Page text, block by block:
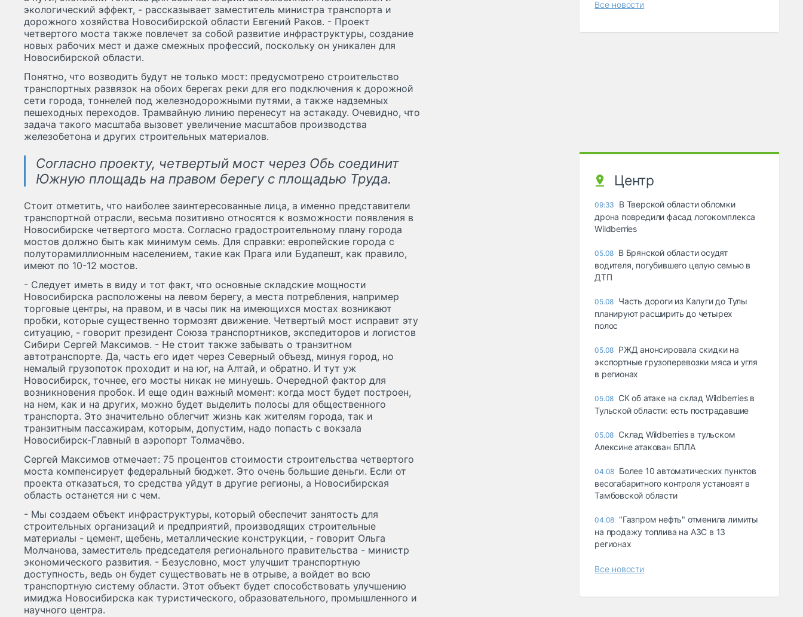
экологический эффект, - рассказывает заместитель министра транспорта и
дорожного хозяйства Новосибирской области Евгений Раков. - Проект
четвертого моста также повлечет за собой развитие инфраструктуры, создание
новых рабочих мест и даже смежных профессий, поскольку он уникален для
Новосибирской области.
Понятно, что возводить будут не только мост: предусмотрено строительство
транспортных развязок на обоих берегах реки для его подключения к дорожной
сети города, тоннелей под железнодорожными путями, а также надземных
пешеходных переходов. Трамвайную линию перенесут на эстакаду. Очевидно, что
задача такого масштаба вызовет увеличение масштабов производства
железобетона и других строительных материалов.
Согласно проекту, четвертый мост через Обь соединит
Южную площадь на правом берегу с площадью Труда.
Стоит отметить, что наиболее заинтересованные лица, а именно представители
транспортной отрасли, весьма позитивно относятся к возможности появления в
Новосибирске четвертого моста. Согласно градостроительному плану города
мостов должно быть как минимум семь. Для справки: европейские города с
полуторамиллионным населением, такие как Прага или Будапешт, как правило,
имеют по 10-12 мостов.
- Следует иметь в виду и тот факт, что основные складские мощности
Новосибирска расположены на левом берегу, а места потребления, например
торговые центры, на правом, и в часы пик на имеющихся мостах возникают
пробки, которые существенно тормозят движение. Четвертый мост исправит эту
ситуацию, - говорит президент Союза транспортников, экспедиторов и логистов
Сибири Сергей Максимов. - Не стоит также забывать о транзитном
автотранспорте. Да, часть его идет через Северный объезд, минуя город, но
немалый грузопоток проходит и на юг, на Алтай, и обратно. И тут уж
Новосибирск, точнее, его мосты никак не минуешь. Очередной фактор для
возникновения пробок. И еще один важный момент: когда мост будет построен,
на нем, как и на других, можно будет выделить полосы для общественного
транспорта. Это значительно облегчит жизнь как жителям города, так и
транзитным пассажирам, которым, допустим, надо попасть с вокзала
Новосибирск-Главный в аэропорт Толмачёво.
Сергей Максимов отмечает: 75 процентов стоимости строительства четвертого
моста компенсирует федеральный бюджет. Это очень большие деньги. Если от
проекта отказаться, то средства уйдут в другие регионы, а Новосибирская
область останется ни с чем.
- Мы создаем объект инфраструктуры, который обеспечит занятость для
строительных организаций и предприятий, производящих строительные
материалы - цемент, щебень, металлические конструкции, - говорит Ольга
Молчанова, заместитель председателя регионального правительства - министр
экономического развития. - Безусловно, мост улучшит транспортную
доступность, ведь он будет существовать не в отрыве, а войдет во всю
транспортную систему области. Этот объект будет способствовать улучшению
имиджа Новосибирска как туристического, образовательного, промышленного и
научного центра.
Все новости
Центр
09:33
В Тверской области обломки
дрона повредили фасад логокомплекса
Wildberries
05.08 В Брянской области осудят
водителя, погубившего целую семью в
ДТП
05.08 Часть дороги из Калуги до Тулы
планируют расширить до четырех
полос
05.08 РЖД анонсировала скидки на
экспортные грузоперевозки мяса и угля
в регионах
05.08 СК об атаке на склад Wildberries в
Тульской области: есть пострадавшие
05.08 Склад Wildberries в тульском
Алексине атакован БПЛА
04.08 Более 10 автоматических пунктов
весогабаритного контроля установят в
Тамбовской области
04.08 "Газпром нефть" отменила лимиты
на продажу топлива на АЗС в 13
регионах
Все новости